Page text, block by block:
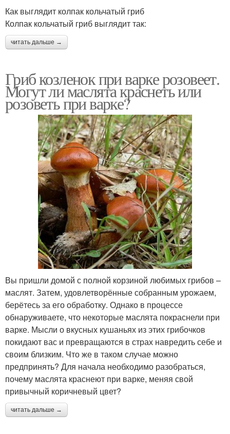
Как выглядит колпак кольчатый гриб
Колпак кольчатый гриб выглядит так:
читать дальше →
Гриб козленок при варке розовеет.
Могут ли маслята краснеть или
розоветь при варке?
Вы пришли домой с полной корзиной любимых грибов –
маслят. Затем, удовлетворённые собранным урожаем,
берётесь за его обработку. Однако в процессе
обнаруживаете, что некоторые маслята покраснели при
варке. Мысли о вкусных кушаньях из этих грибочков
покидают вас и превращаются в страх навредить себе и
своим близким. Что же в таком случае можно
предпринять? Для начала необходимо разобраться,
почему маслята краснеют при варке, меняя свой
привычный коричневый цвет?
читать дальше →